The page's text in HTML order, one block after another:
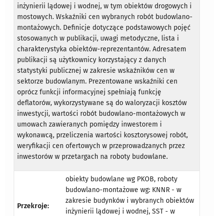
inżynierii lądowej i wodnej, w tym obiektów drogowych i
mostowych. Wskaźniki cen wybranych robót budowlano-
montażowych. Definicje dotyczące podstawowych pojęć
stosowanych w publikacji, uwagi metodyczne, lista i
charakterystyka obiektów-reprezentantów. Adresatem
publikacji są użytkownicy korzystający z danych
statystyki publicznej w zakresie wskaźników cen w
sektorze budowlanym. Prezentowane wskaźniki cen
oprócz funkcji informacyjnej spełniają funkcję
deflatorów, wykorzystywane są do waloryzacji kosztów
inwestycji, wartości robót budowlano-montażowych w
umowach zawieranych pomiędzy inwestorem i
wykonawcą, przeliczenia wartości kosztorysowej robót,
weryfikacji cen ofertowych w przeprowadzanych przez
inwestorów w przetargach na roboty budowlane.
Przekroje:
obiekty budowlane wg PKOB, roboty
budowlano-montażowe wg: KNNR - w
zakresie budynków i wybranych obiektów
inżynierii lądowej i wodnej, SST - w